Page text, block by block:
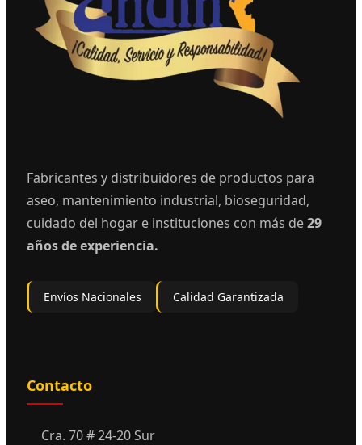
Fabricantes y distribuidores de productos para
aseo, mantenimiento industrial, bioseguridad,
cuidado del hogar e instituciones con más de29
años de experiencia.
Envíos Nacionales Calidad Garantizada
Contacto
Cra. 70 # 24-20 Sur